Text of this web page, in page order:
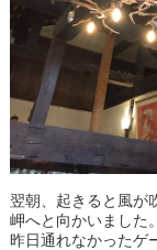
翌朝、起きると風が
岬へと向かいました。
昨日通れなかったゲ